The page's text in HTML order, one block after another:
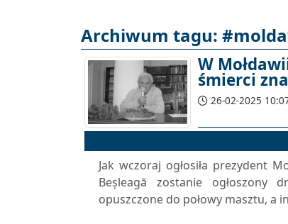
Archiwum tagu:
W
śmierci
26-02-2025
Jak wczoraj ogłosiła prezydent
Beșleagă zostanie ogłoszony
opuszczone do połowy masztu, a